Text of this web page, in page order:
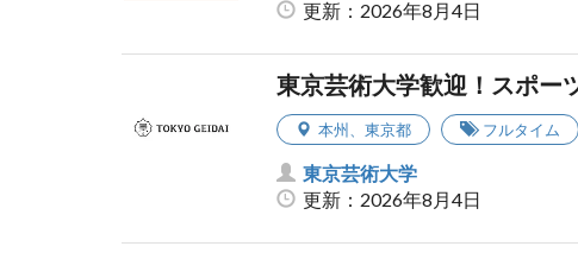
更新：2026年8月4日
東京芸術大学歓迎！スポー
本州、 東京都 フルタイム
東京芸術大学
更新：2026年8月4日